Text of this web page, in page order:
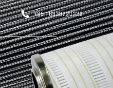
+86 18838720228